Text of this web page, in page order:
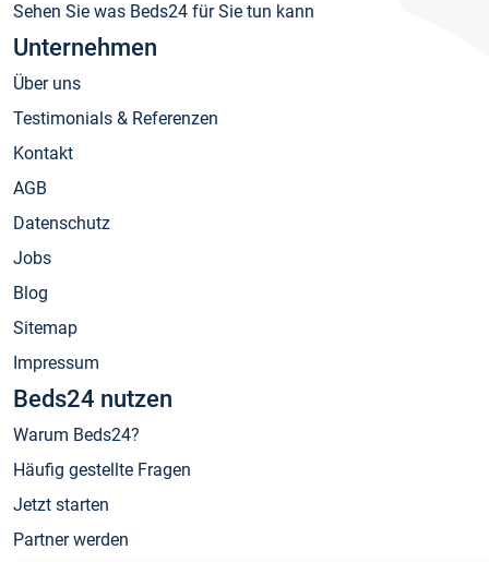
Sehen Sie was Beds24 für Sie tun kann
Unternehmen
Über uns
Testimonials & Referenzen
Kontakt
AGB
Datenschutz
Jobs
Blog
Sitemap
Impressum
Beds24 nutzen
Warum Beds24?
Häufig gestellte Fragen
Jetzt starten
Partner werden